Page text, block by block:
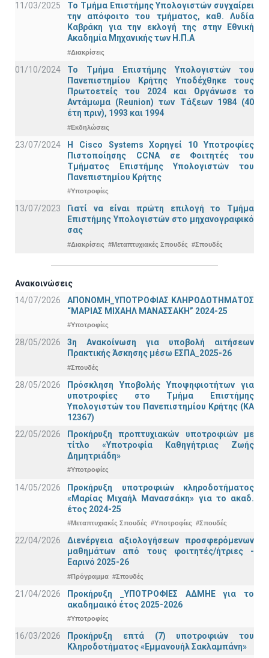
11/03/2025
Το Τμήμα Επιστήμης Υπολογιστών συγχαίρει
την απόφοιτο του τμήματος, καθ. Λυδία
Καβράκη για την εκλογή της στην Εθνική
Ακαδημία Μηχανικής των Η.Π.Α
#Διακρίσεις
01/10/2024
Το Τμήμα Επιστήμης Υπολογιστών του
Πανεπιστημίου Κρήτης Υποδέχθηκε τους
Πρωτοετείς του 2024 και Οργάνωσε το
Αντάμωμα (Reunion) των Τάξεων 1984 (40
έτη πριν), 1993 και 1994
#Εκδηλώσεις
23/07/2024
Η Cisco Systems Χορηγεί 10 Υποτροφίες
Πιστοποίησης CCNA σε Φοιτητές του
Τμήματος Επιστήμης Υπολογιστών του
Πανεπιστημίου Κρήτης
#Υποτροφίες
13/07/2023
Γιατί να είναι πρώτη επιλογή το Τμήμα
Επιστήμης Υπολογιστών στο μηχανογραφικό
σας
#Διακρίσεις #Μεταπτυχιακές Σπουδές #Σπουδές
Ανακοινώσεις
14/07/2026
ΑΠΟΝΟΜΗ_ΥΠΟΤΡΟΦΙΑΣ ΚΛΗΡΟΔΟΤΗΜΑΤΟΣ
“ΜΑΡΙΑΣ ΜΙΧΑΗΛ ΜΑΝΑΣΣΑΚΗ” 2024-25
#Υποτροφίες
28/05/2026
3η Ανακοίνωση για υποβολή αιτήσεων
Πρακτικής Άσκησης μέσω ΕΣΠΑ_2025-26
#Σπουδές
28/05/2026
Πρόσκληση Υποβολής Υποψηφιοτήτων για
υποτροφίες στο Τμήμα Επιστήμης
Υπολογιστών του Πανεπιστημίου Κρήτης (ΚΑ
12367)
22/05/2026
Προκήρυξη προπτυχιακών υποτροφιών με
τίτλο «Υποτροφία Καθηγήτριας Ζωής
Δημητριάδη»
#Υποτροφίες
14/05/2026
Προκήρυξη υποτροφιών κληροδοτήματος
«Μαρίας Μιχαήλ Μανασσάκη» για το ακαδ.
έτος 2024-25
#Μεταπτυχιακές Σπουδές #Υποτροφίες #Σπουδές
22/04/2026
Διενέργεια αξιολογήσεων προσφερόμενων
μαθημάτων από τους φοιτητές/ήτριες -
Εαρινό 2025-26
#Πρόγραμμα #Σπουδές
21/04/2026
Προκήρυξη _ΥΠΟΤΡΟΦΙΕΣ ΑΔΜΗΕ για το
ακαδημαικό έτος 2025-2026
#Υποτροφίες
16/03/2026
Προκήρυξη επτά (7) υποτροφιών του
Κληροδοτήματος «Εμμανουήλ Σακλαμπάνη»